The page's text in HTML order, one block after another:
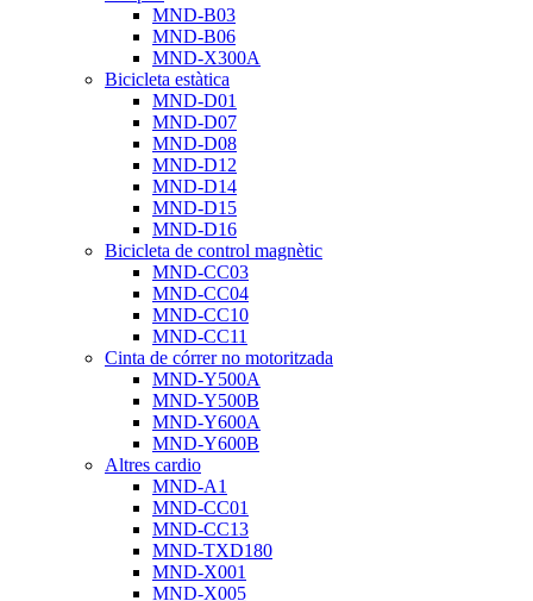
MND-B03
MND-B06
MND-X300A
Bicicleta estàtica
MND-D01
MND-D07
MND-D08
MND-D12
MND-D14
MND-D15
MND-D16
Bicicleta de control magnètic
MND-CC03
MND-CC04
MND-CC10
MND-CC11
Cinta de córrer no motoritzada
MND-Y500A
MND-Y500B
MND-Y600A
MND-Y600B
Altres cardio
MND-A1
MND-CC01
MND-CC13
MND-TXD180
MND-X001
MND-X005